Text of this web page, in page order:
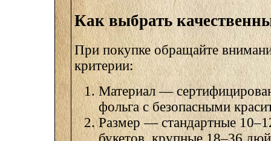
Как выбрать
При покупке обращайте
критерии:
Материал —
фольга с безопасными
Размер — стандартные